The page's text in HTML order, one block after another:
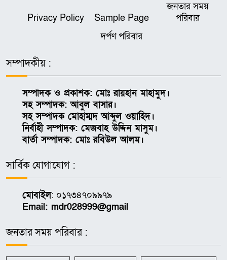
Privacy Policy Sample Page
জনতার সময়
পরিবার
দর্পণ পরিবার
সম্পাদকীয় :
সম্পাদক ও প্রকাশক: মোঃ রায়হান মাহামুদ।
সহ সম্পাদক: আবুল বাসার।
সহ সম্পাদক মোহাম্মদ আব্দুল ওয়াহিদ।
নির্বাহী সম্পাদক: মেজবাহ উদ্দিন মাসুম।
বার্তা সম্পাদক: মোঃ রবিউল আলম।
সার্বিক যোগাযোগ :
মোবাইল: ০১৭৩৪৭০৯৯৭৯
Email: mdr028999@gmail
জনতার সময় পরিবার :